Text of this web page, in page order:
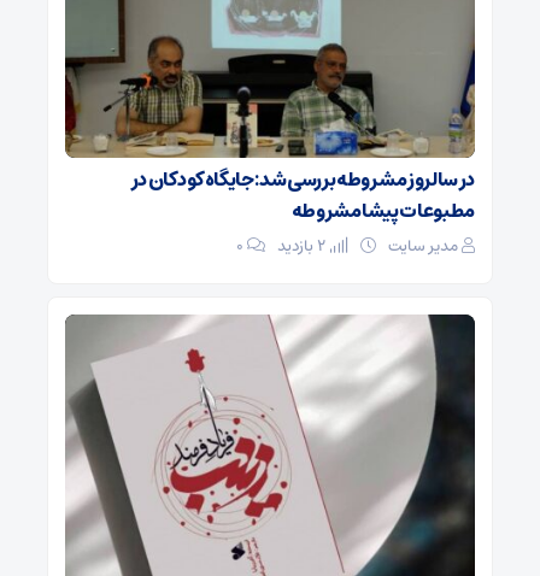
در سالروز مشروطه بررسی شد: جایگاه کودکان در
مطبوعات پیشامشروطه
مدیر سایت ۰